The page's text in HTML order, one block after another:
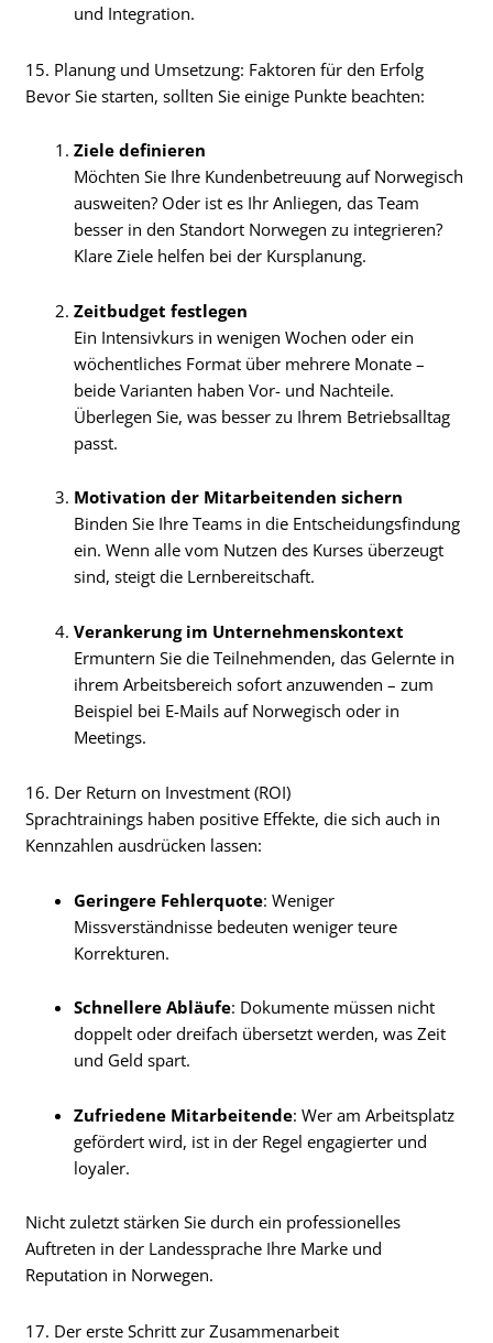
und Integration.
15. Planung und Umsetzung: Faktoren für den Erfolg
Bevor Sie starten, sollten Sie einige Punkte beachten:
Ziele definieren
Möchten Sie Ihre Kundenbetreuung auf Norwegisch
ausweiten? Oder ist es Ihr Anliegen, das Team
besser in den Standort Norwegen zu integrieren?
Klare Ziele helfen bei der Kursplanung.
Zeitbudget festlegen
Ein Intensivkurs in wenigen Wochen oder ein
wöchentliches Format über mehrere Monate –
beide Varianten haben Vor- und Nachteile.
Überlegen Sie, was besser zu Ihrem Betriebsalltag
passt.
Motivation der Mitarbeitenden sichern
Binden Sie Ihre Teams in die Entscheidungsfindung
ein. Wenn alle vom Nutzen des Kurses überzeugt
sind, steigt die Lernbereitschaft.
Verankerung im Unternehmenskontext
Ermuntern Sie die Teilnehmenden, das Gelernte in
ihrem Arbeitsbereich sofort anzuwenden – zum
Beispiel bei E-Mails auf Norwegisch oder in
Meetings.
16. Der Return on Investment (ROI)
Sprachtrainings haben positive Effekte, die sich auch in
Kennzahlen ausdrücken lassen:
Geringere Fehlerquote: Weniger
Missverständnisse bedeuten weniger teure
Korrekturen.
Schnellere Abläufe: Dokumente müssen nicht
doppelt oder dreifach übersetzt werden, was Zeit
und Geld spart.
Zufriedene Mitarbeitende: Wer am Arbeitsplatz
gefördert wird, ist in der Regel engagierter und
loyaler.
Nicht zuletzt stärken Sie durch ein professionelles
Auftreten in der Landessprache Ihre Marke und
Reputation in Norwegen.
17. Der erste Schritt zur Zusammenarbeit